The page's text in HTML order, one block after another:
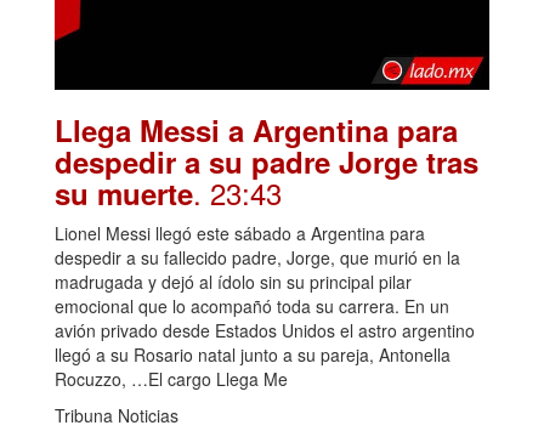
Llega Messi a Argentina para
despedir a su padre Jorge tras
su muerte. 23:43
Lionel Messi llegó este sábado a Argentina para
despedir a su fallecido padre, Jorge, que murió en la
madrugada y dejó al ídolo sin su principal pilar
emocional que lo acompañó toda su carrera. En un
avión privado desde Estados Unidos el astro argentino
llegó a su Rosario natal junto a su pareja, Antonella
Rocuzzo, …El cargo Llega Me
Tribuna Noticias